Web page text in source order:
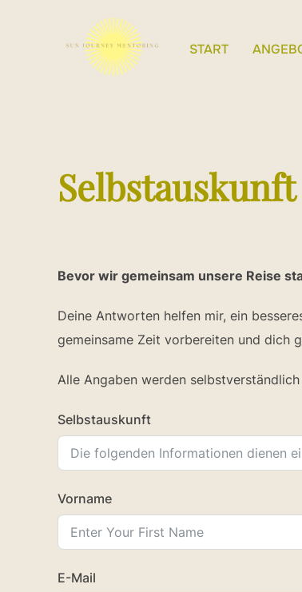
START
Selbstauskunft
Bevor wir gemeinsam unsere Reise
Deine Antworten helfen mir, ein
gemeinsame Zeit vorbereiten und dich
Alle Angaben werden
Selbstauskunft
Vorname
E-Mail